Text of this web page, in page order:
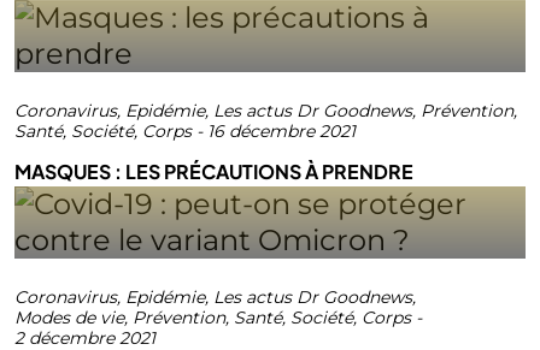
Coronavirus, Epidémie, Les actus Dr Goodnews, Prévention,
Santé, Société, Corps- 16 décembre 2021
MASQUES : LES PRÉCAUTIONS À PRENDRE
Coronavirus, Epidémie, Les actus Dr Goodnews,
Modes de vie, Prévention, Santé, Société, Corps-
2 décembre 2021